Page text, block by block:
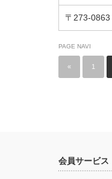
〒273-0863
PAGE NAVI
« 1
会員サービス